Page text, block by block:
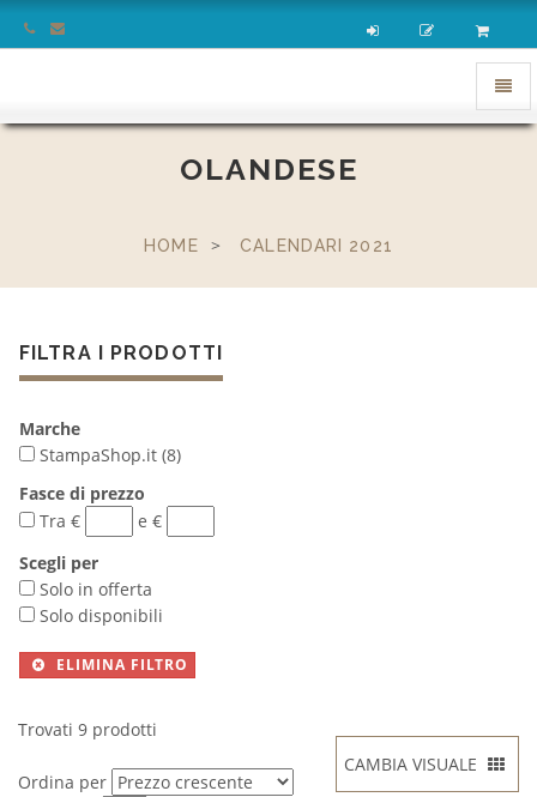
Apri
menu
OLANDESE
HOME CALENDARI 2021
FILTRA I PRODOTTI
Marche
StampaShop.it (8)
Fasce di prezzo
Tra €
e €
Scegli per
Solo in offerta
Solo disponibili
ELIMINA FILTRO
CAMBIA VISUALE
Trovati 9 prodotti
Ordina per